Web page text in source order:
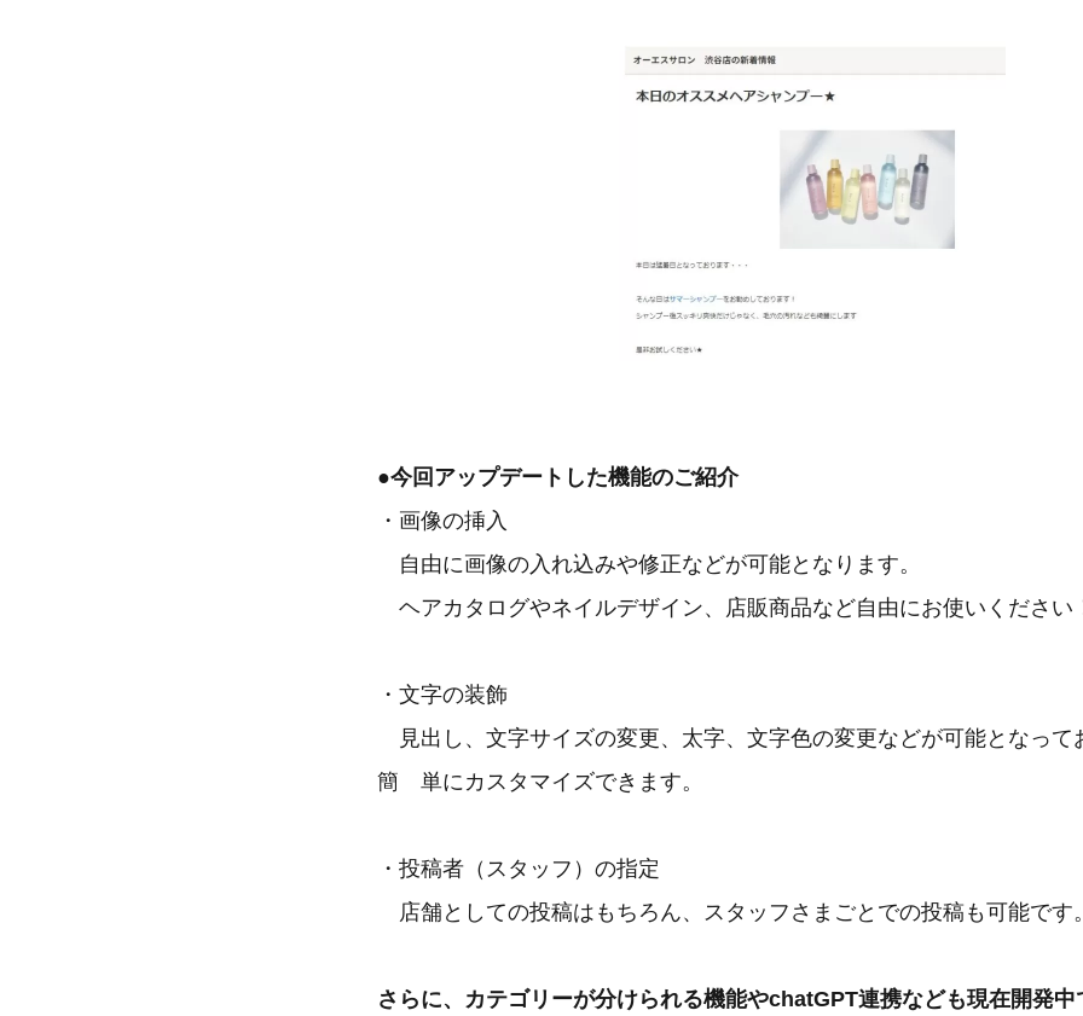
●今回アップデートした機能のご紹介
・画像の挿入
自由に画像の入れ込みや修正などが可能となります。
ヘアカタログやネイルデザイン、店販商品など自由にお使いください
・文字の装飾
見出し、文字サイズの変更、太字、文字色の変更などが可能となって
簡 単にカスタマイズできます。
・投稿者（スタッフ）の指定
店舗としての投稿はもちろん、スタッフさまごとでの投稿も可能です
さらに、カテゴリーが分けられる機能やchatGPT連携なども現在開発中